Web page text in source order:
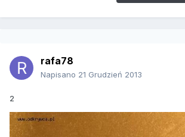
rafa78
Napisano 21 Grudzień 2013
2